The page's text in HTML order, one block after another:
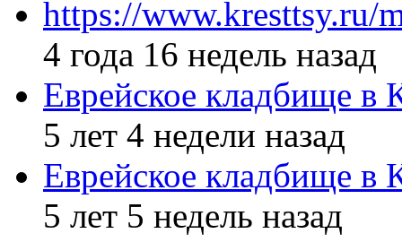
https://www.kresttsy.ru/
4 года 16 недель назад
Еврейское кладбище в
5 лет 4 недели назад
Еврейское кладбище в
5 лет 5 недель назад